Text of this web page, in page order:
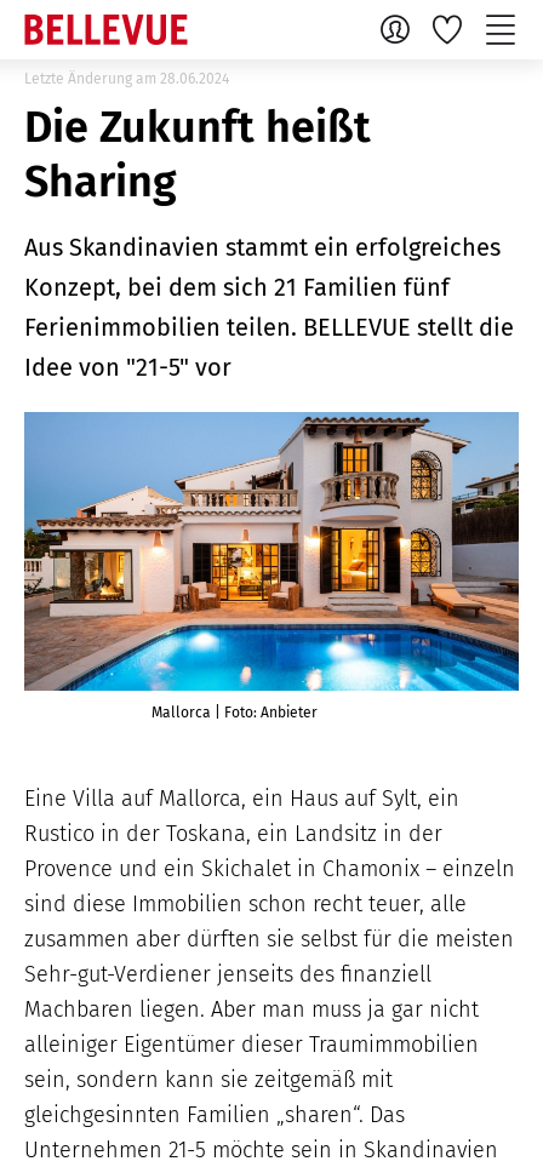
Letzte Änderung am 28.06.2024
Die Zukunft heißt
Sharing
Aus Skandinavien stammt ein erfolgreiches
Konzept, bei dem sich 21 Familien fünf
Ferienimmobilien teilen. BELLEVUE stellt die
Idee von "21-5" vor
Mallorca | Foto: Anbieter
Eine Villa auf Mallorca, ein Haus auf Sylt, ein
Rustico in der Toskana, ein Landsitz in der
Provence und ein Skichalet in Chamonix – einzeln
sind diese Immobilien schon recht teuer, alle
zusammen aber dürften sie selbst für die meisten
Sehr-gut-Verdiener jenseits des finanziell
Machbaren liegen. Aber man muss ja gar nicht
alleiniger Eigentümer dieser Traumimmobilien
sein, sondern kann sie zeitgemäß mit
gleichgesinnten Familien „sharen“. Das
Unternehmen 21-5 möchte sein in Skandinavien